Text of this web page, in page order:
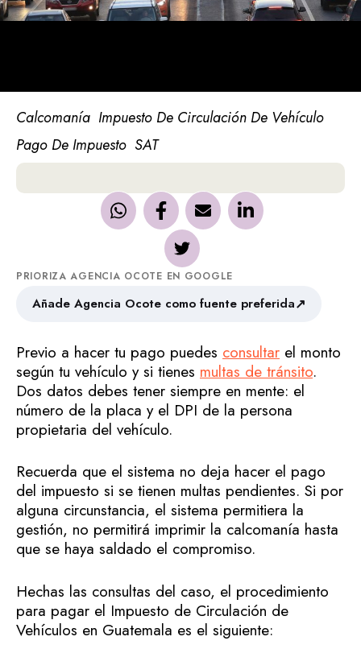
Calcomanía Impuesto De Circulación De Vehículo
Pago De Impuesto SAT
PRIORIZA AGENCIA OCOTE EN GOOGLE
Añade Agencia Ocote como fuente preferida↗
Previo a hacer tu pago puedes consultar el monto
según tu vehículo y si tienes multas de tránsito.
Dos datos debes tener siempre en mente: el
número de la placa y el DPI de la persona
propietaria del vehículo.
Recuerda que el sistema no deja hacer el pago
del impuesto si se tienen multas pendientes. Si por
alguna circunstancia, el sistema permitiera la
gestión, no permitirá imprimir la calcomanía hasta
que se haya saldado el compromiso.
Hechas las consultas del caso, el procedimiento
para pagar el Impuesto de Circulación de
Vehículos en Guatemala es el siguiente: